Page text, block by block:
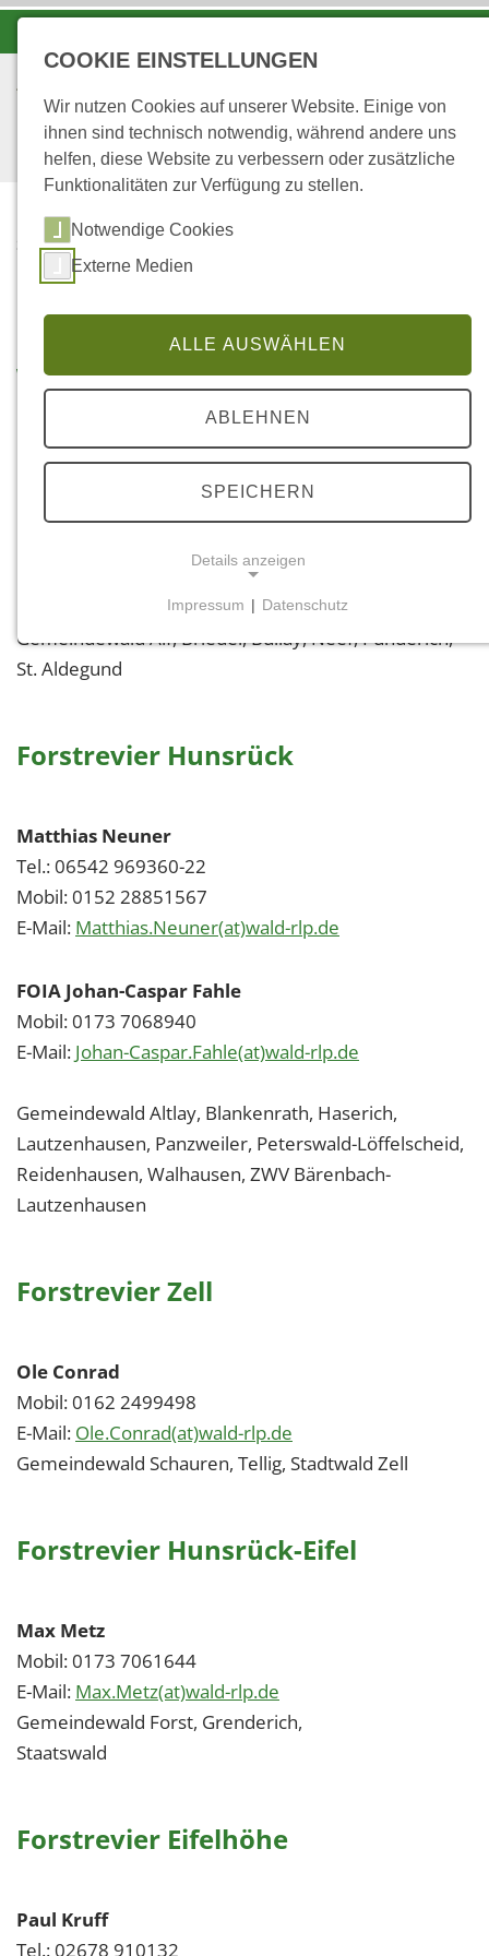
STARTSEITE
...
... IN DEN
Wir in den Forstrevieren
Forstrevier Mosel
Clement.Theck(at)wald-rlp.de
Gemeindewald Alf, Briedel, Bullay, Neef, Pünderich,
St. Aldegund
Forstrevier Hunsrück
Matthias Neuner
Tel.: 06542 969360-22
Mobil: 0152 28851567
E-Mail: Matthias.Neuner(at)wald-rlp.de
FOIA Johan-Caspar Fahle
Mobil: 0173 7068940
E-Mail: Johan-Caspar.Fahle(at)wald-rlp.de
Gemeindewald Altlay, Blankenrath, Haserich,
Lautzenhausen, Panzweiler, Peterswald-Löffelscheid,
Reidenhausen, Walhausen, ZWV Bärenbach-
Lautzenhausen
Forstrevier Zell
Ole Conrad
Mobil: 0162 2499498
E-Mail: Ole.Conrad(at)wald-rlp.de
Gemeindewald Schauren, Tellig, Stadtwald Zell
Forstrevier Hunsrück-Eifel
Max Metz
Mobil: 0173 7061644
E-Mail: Max.Metz(at)wald-rlp.de
Gemeindewald Forst, Grenderich,
Staatswald
Forstrevier Eifelhöhe
Paul Kruff
Tel.: 02678 910132
COOKIE EINSTELLUNGEN
Wir nutzen Cookies auf unserer Website. Einige von
ihnen sind technisch notwendig, während andere uns
helfen, diese Website zu verbessern oder zusätzliche
Funktionalitäten zur Verfügung zu stellen.
Notwendige Cookies
Externe Medien
ALLE AUSWÄHLEN
ABLEHNEN
SPEICHERN
Details anzeigen
Funktionen und sind für die einwandfreie Funktion
Einverständnis-Cookie
cookie_consent
Zweck:
Dieser Cookie speichert die ausgewählten
1 Jahr
Plattformen anzeigen zu können, werden von
diesen externen Medien Cookies gesetzt.
YouTube
Impressum | Datenschutz